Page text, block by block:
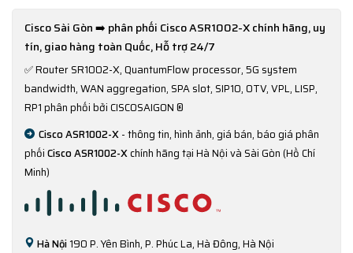
Cisco Sài Gòn ➡️ phân phối Cisco ASR1002-X chính hãng, uy
tín, giao hàng toàn Quốc, Hỗ trợ 24/7
✅Router SR1002-X, QuantumFlow processor, 5G system
bandwidth, WAN aggregation, SPA slot, SIP10, OTV, VPL, LISP,
RP1 phân phối bởi CISCOSAIGON ®
Cisco ASR1002-X- thông tin, hình ảnh, giá bán, báo giá phân
phốiCisco ASR1002-Xchính hãng tại Hà Nội và Sài Gòn (Hồ Chí
Minh)
Hà Nội190 P. Yên Bình, P. Phúc La, Hà Đông, Hà Nội